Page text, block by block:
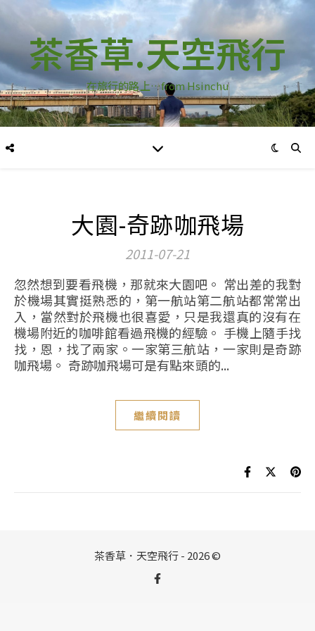
茶香草.天空飛行
在旅行的路上…from Hsinchu
大園-奇跡咖飛場
2011-07-21
忽然想到要看飛機，那就來大園吧。 常出差的我對
於機場其實挺熟悉的，第一航站第二航站都常常出
入，當然對於飛機也很喜愛，只是我還真的沒有在
機場附近的咖啡館看過飛機的經驗。 手機上隨手找
找，恩，找了兩家。一家第三航站，一家則是奇跡
咖飛場。 奇跡咖飛場可是有點來頭的...
繼續閱讀
茶香草．天空飛行 - 2026 ©